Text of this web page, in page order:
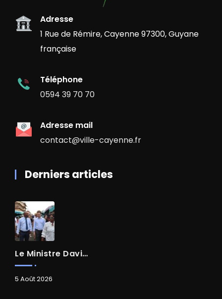
Adresse
1 Rue de Rémire, Cayenne 97300, Guyane
française
Téléphone
0594 39 70 70
Adresse mail
contact@ville-cayenne.fr
Derniers articles
Le Ministre David AMIEL En Visite Dans Le Centre-Ville De Cayenne
5 Août 2026